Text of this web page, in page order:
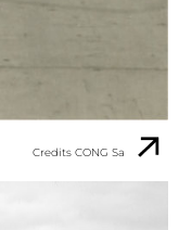
Credits CONG Sa